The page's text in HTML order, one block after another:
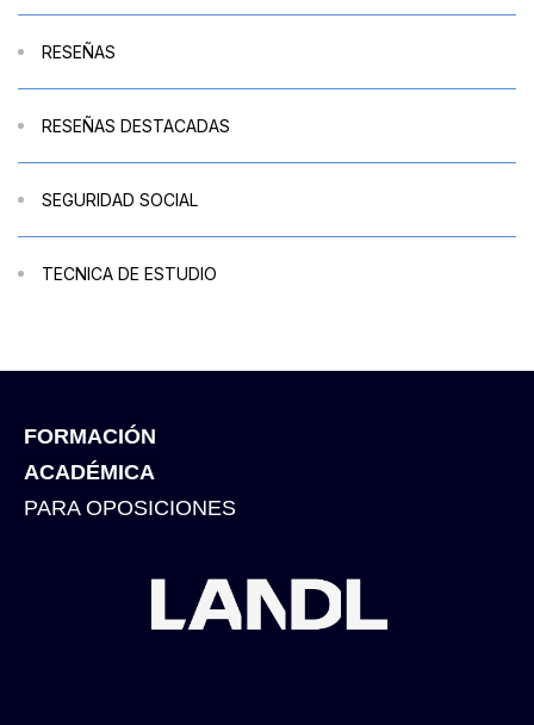
RESEÑAS
RESEÑAS DESTACADAS
SEGURIDAD SOCIAL
TECNICA DE ESTUDIO
FORMACIÓN
ACADÉMICA
PARA OPOSICIONES